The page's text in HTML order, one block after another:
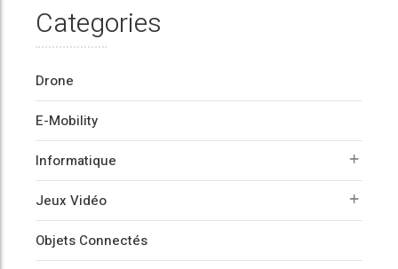
Categories
Drone
E-Mobility
Informatique
Jeux Vidéo
Objets Connectés